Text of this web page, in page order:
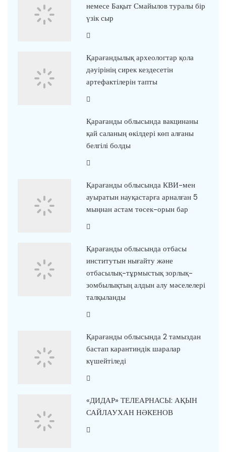
немесе Бақыт Смайылов туралы бір
үзік сыр
Қарағандылық археологтар қола
дәуірінің сирек кездесетін
артефактілерін тапты
Қарағанды облысында вакцинаны
қай саланың өкілдері көп алғаны
белгілі болды
Қарағанды облысында КВИ-мен
ауыратын науқастарға арналған 5
мыңнан астам төсек-орын бар
Қарағанды облысында отбасы
институтын нығайту және
отбасылық-тұрмыстық зорлық-
зомбылықтың алдын алу мәселелері
талқыланды
Қарағанды облысында 2 тамыздан
бастап карантиндік шаралар
күшейтіледі
«ДИДАР» ТЕЛЕАРНАСЫ: АҚЫН
САЙЛАУХАН НӘКЕНОВ